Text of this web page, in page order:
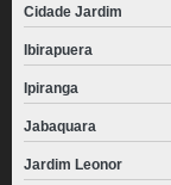
Cidade Jardim
Ibirapuera
Ipiranga
Jabaquara
Jardim Leonor